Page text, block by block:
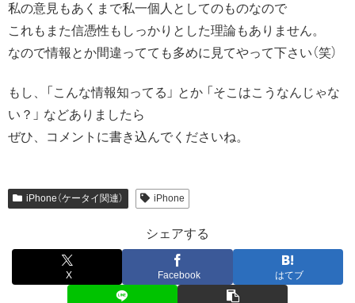
私の意見もあくまで私一個人としてのものなので
これもまた信憑性もしっかりとした理論もありません。
なので情報とか間違ってても多めに見てやって下さい（笑）
もし、「こんな情報知ってる」 とか 「そこはこうなんじゃな
い？」 などありましたら
ぜひ、コメントに書き込んでくださいね。
iPhone（ケータイ関連） iPhone
シェアする
X Facebook はてブ